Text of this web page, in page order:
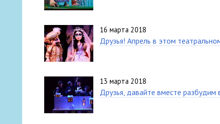
16 марта 2018
Друзья! Апрель в этом
13 марта 2018
Друзья, давайте вместе разбудим